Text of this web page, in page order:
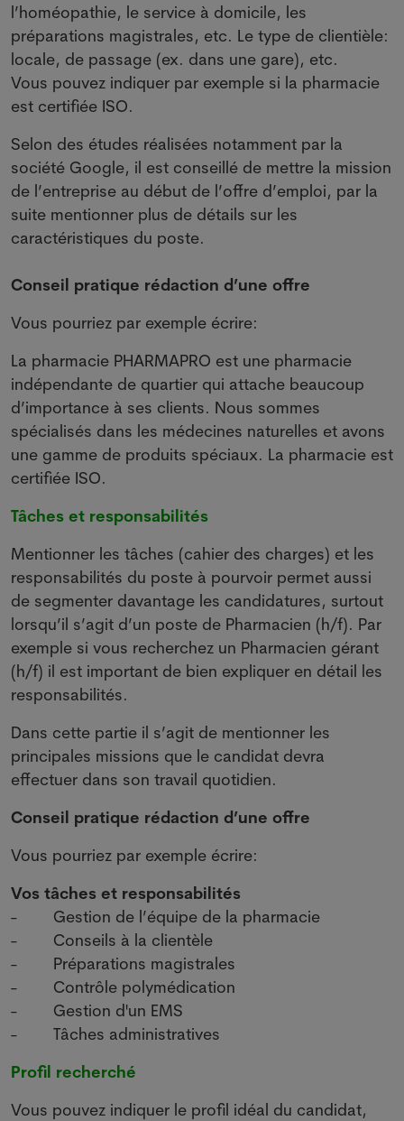
l’homéopathie, le service à domicile, les
préparations magistrales, etc. Le type de clientièle:
locale, de passage (ex. dans une gare), etc.
Vous pouvez indiquer par exemple si la pharmacie
est certifiée ISO.
Selon des études réalisées notamment par la
société Google, il est conseillé de mettre la mission
de l’entreprise au début de l’offre d’emploi, par la
suite mentionner plus de détails sur les
caractéristiques du poste.
Conseil pratique rédaction d’une offre
Vous pourriez par exemple écrire:
La pharmacie PHARMAPRO est une pharmacie
indépendante de quartier qui attache beaucoup
d’importance à ses clients. Nous sommes
spécialisés dans les médecines naturelles et avons
une gamme de produits spéciaux. La pharmacie est
certifiée ISO.
Tâches et responsabilités
Mentionner les tâches (cahier des charges) et les
responsabilités du poste à pourvoir permet aussi
de segmenter davantage les candidatures, surtout
lorsqu’il s’agit d’un poste de Pharmacien (h/f). Par
exemple si vous recherchez un Pharmacien gérant
(h/f) il est important de bien expliquer en détail les
responsabilités.
Dans cette partie il s’agit de mentionner les
principales missions que le candidat devra
effectuer dans son travail quotidien.
Conseil pratique rédaction d’une offre
Vous pourriez par exemple écrire:
Vos tâches et responsabilités
- Gestion de l’équipe de la pharmacie
- Conseils à la clientèle
- Préparations magistrales
- Contrôle polymédication
- Gestion d'un EMS
- Tâches administratives
Profil recherché
Vous pouvez indiquer le profil idéal du candidat,